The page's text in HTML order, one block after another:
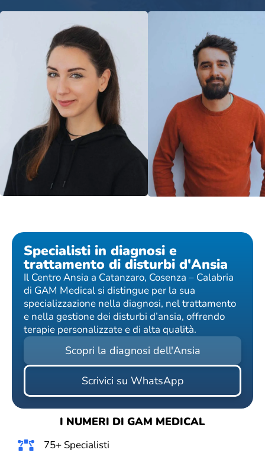
Specialisti in diagnosi e
trattamento di disturbi d'Ansia
Il Centro Ansia a Catanzaro, Cosenza – Calabria
di GAM Medical si distingue per la sua
specializzazione nella diagnosi, nel trattamento
e nella gestione dei disturbi d’ansia, offrendo
terapie personalizzate e di alta qualità.
Scopri la diagnosi dell'Ansia
Scrivici su WhatsApp
I NUMERI DI GAM MEDICAL
75+ Specialisti